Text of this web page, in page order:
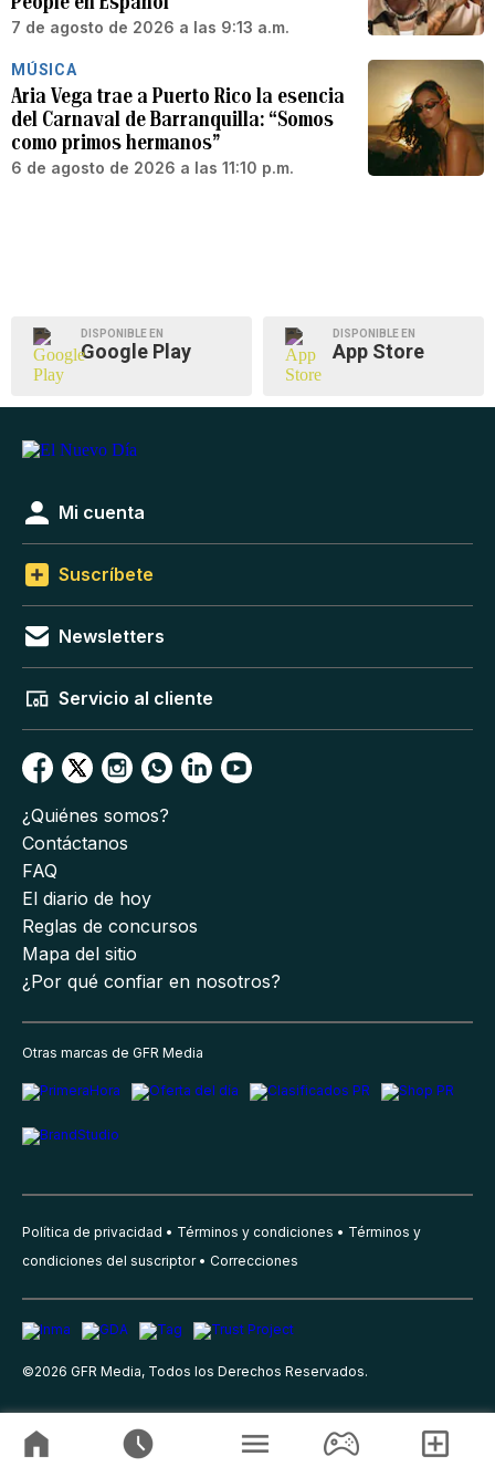
7 de agosto de 2026 a las 9:13 a.m.
MÚSICA
Aria Vega trae a Puerto Rico la esencia
del Carnaval de Barranquilla: “Somos
como primos hermanos”
6 de agosto de 2026 a las 11:10 p.m.
DISPONIBLE EN
Google Play
DISPONIBLE EN
App Store
Mi cuenta
Suscríbete
Newsletters
Servicio al cliente
¿Quiénes somos?
Contáctanos
FAQ
El diario de hoy
Reglas de concursos
Mapa del sitio
¿Por qué confiar en nosotros?
Otras marcas de GFR Media
Política de privacidad Términos y condiciones
Términos y
condiciones del suscriptor
Correcciones
©2026 GFR Media, Todos los Derechos Reservados.